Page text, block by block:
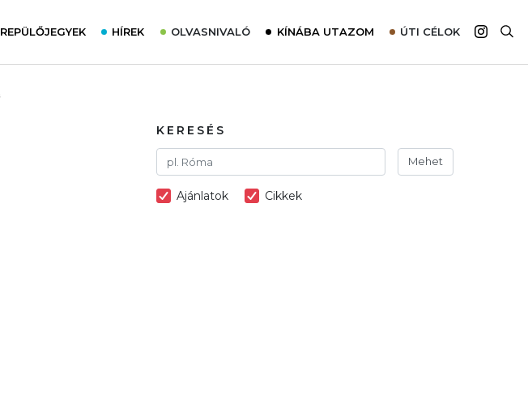
REPÜLŐJEGYEK HÍREK OLVASNIVALÓ
Interjú
Élménybeszámolók
KÍNÁBA UTAZOM ÚTI CÉLOK
Ausztrália
KERESÉS
Mehet
Ajánlatok Cikkek